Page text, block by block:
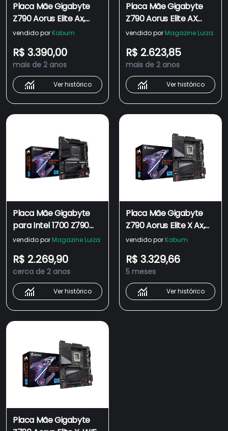
Placa Mãe Gigabyte
Z790 Aorus Elite Ax,
DDR4, WIFI, ATX, M.2
vendido por Kabum
R$ 3.390,00
mais de 2 anos
Ver histórico
Placa Mãe Gigabyte
Z790 Aorus Elite AX
Intel LGA 1700 DDR5
vendido por Magazine Luiza
R$ 2.623,85
mais de 2 anos
Ver histórico
Placa Mãe Gigabyte
para Intel 1700 Z790
Aorus Elite AX Wifi
vendido por Magazine Luiza
R$ 2.269,90
cerca de 2 anos
Ver histórico
Placa Mãe Gigabyte
Z790 Aorus Elite X Ax,
ATX, WIFI, LGA 1700,
USB 3.2
vendido por Kabum
R$ 3.329,66
5 meses
Ver histórico
Placa Mãe Gigabyte